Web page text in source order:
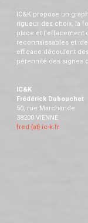
IC&K propose un
rigueur des choix, la
place et l'effacement
reconnaissables et
efficace découlent
pérennité des signes
IC&K
Frédérick Dubouchet
50, rue Marchande
38200 VIENNE
fred {at} ic-k.fr